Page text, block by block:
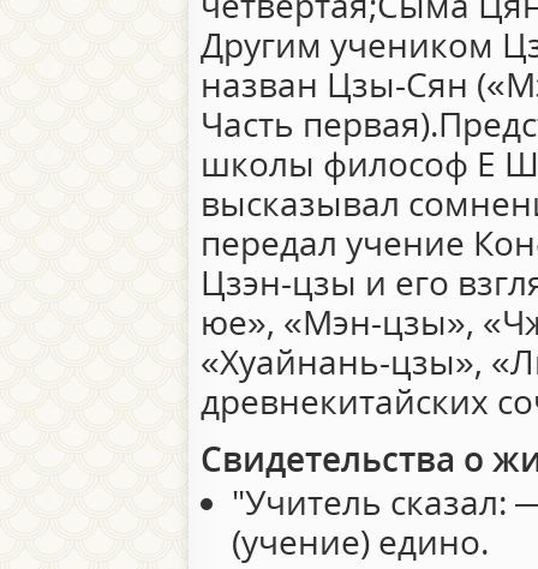
Другим учеником
назван Цзы-Сян
Часть
школы философ Е
высказывал
передал учение
Цзэн-цзы и его
юе», «Мэн-цзы»,
«Хуайнань-цзы»,
древнекитайских
Свидетельства о
"Учитель
(учение) едино.